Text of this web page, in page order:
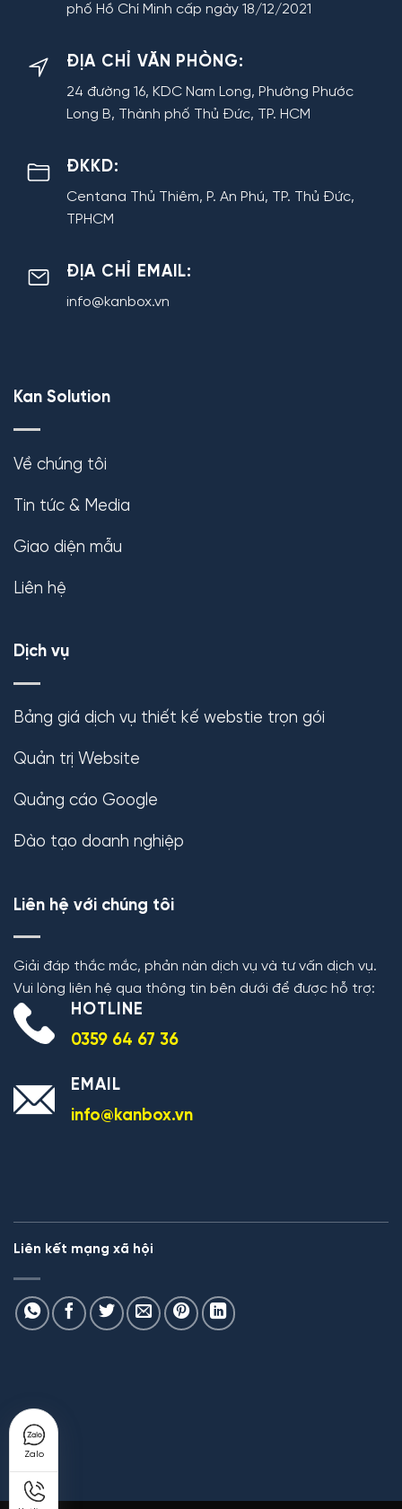
Zalo
phố Hồ Chí Minh cấp ngày 18/12/2021
ĐỊA CHỈ VĂN PHÒNG:
24 đường 16, KDC Nam Long, Phường Phước
Long B, Thành phố Thủ Đức, TP. HCM
ĐKKD:
Centana Thủ Thiêm, P. An Phú, TP. Thủ Đức,
TPHCM
ĐỊA CHỈ EMAIL:
info@kanbox.vn
Kan Solution
Về chúng tôi
Tin tức & Media
Giao diện mẫu
Liên hệ
Dịch vụ
Bảng giá dịch vụ thiết kế webstie trọn gói
Quản trị Website
Quảng cáo Google
Đào tạo doanh nghiệp
Liên hệ với chúng tôi
Giải đáp thắc mắc, phản nàn dịch vụ và tư vấn dịch vụ.
Vui lòng liên hệ qua thông tin bên dưới để được hỗ trợ:
HOTLINE
0359 64 67 36
EMAIL
info@kanbox.vn
Liên kết mạng xã hội